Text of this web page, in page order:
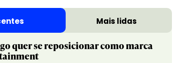
Mais lidas
quer se reposicionar como marca